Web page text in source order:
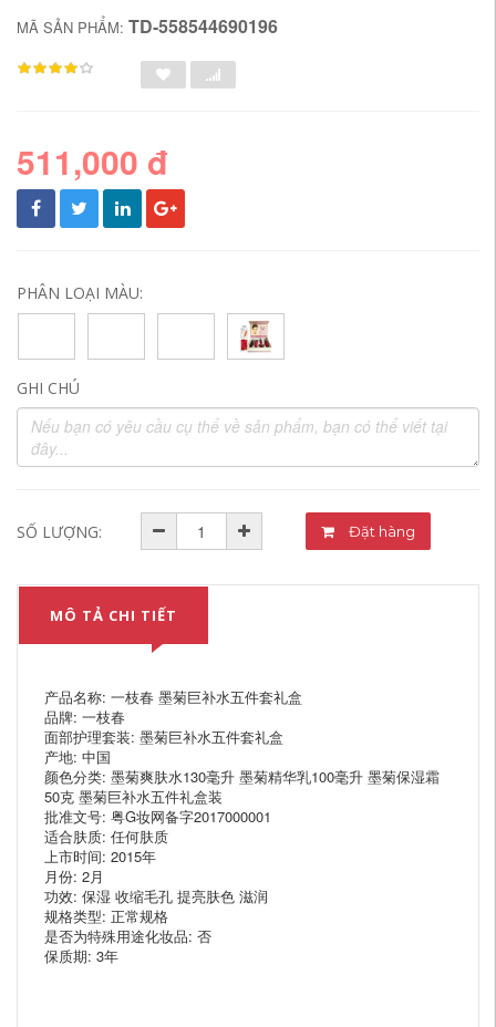
MÃ SẢN PHẨM: TD-558544690196
511,000 đ
PHÂN LOẠI MÀU:
GHI CHÚ
SỐ LƯỢNG: Đặt hàng
MÔ TẢ CHI TIẾT
产品名称: 一枝春 墨菊巨补水五件套礼盒
品牌: 一枝春
面部护理套装: 墨菊巨补水五件套礼盒
产地: 中国
颜色分类: 墨菊爽肤水130毫升 墨菊精华乳100毫升 墨菊保湿霜
50克 墨菊巨补水五件礼盒装
批准文号: 粤G妆网备字2017000001
适合肤质: 任何肤质
上市时间: 2015年
月份: 2月
功效: 保湿 收缩毛孔 提亮肤色 滋润
规格类型: 正常规格
是否为特殊用途化妆品: 否
保质期: 3年